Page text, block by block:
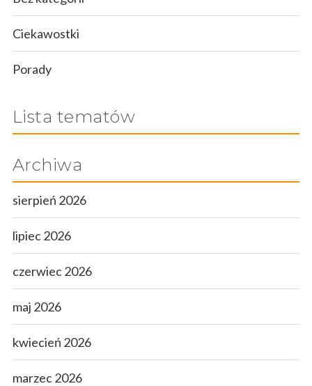
Ciekawostki
Porady
Lista tematów
Archiwa
sierpień 2026
lipiec 2026
czerwiec 2026
maj 2026
kwiecień 2026
marzec 2026
Strona główna
Sklep